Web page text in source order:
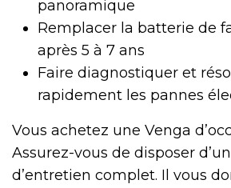
panoramique
Remplacer la batterie de
après 5 à 7 ans
Faire diagnostiquer et
rapidement les pannes
Vous achetez une Venga
Assurez-vous de disposer
d’entretien complet. Il vous